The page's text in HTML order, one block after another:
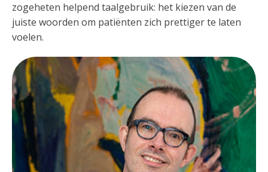
zogeheten helpend taalgebruik: het kiezen van de
juiste woorden om patiënten zich prettiger te laten
voelen.